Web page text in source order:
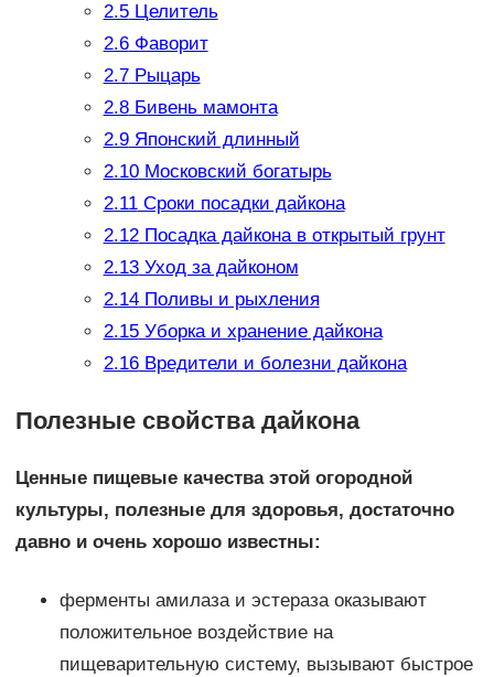
2.5Целитель
2.6Фаворит
2.7Рыцарь
2.8Бивень мамонта
2.9Японский длинный
2.10Московский богатырь
2.11Сроки посадки дайкона
2.12Посадка дайкона в открытый грунт
2.13Уход за дайконом
2.14Поливы и рыхления
2.15Уборка и хранение дайкона
2.16Вредители и болезни дайкона
Полезные свойства дайкона
Ценные пищевые качества этой огородной
культуры, полезные для здоровья, достаточно
давно и очень хорошо известны:
ферменты амилаза и эстераза оказывают
положительное воздействие на
пищеварительную систему, вызывают быстрое